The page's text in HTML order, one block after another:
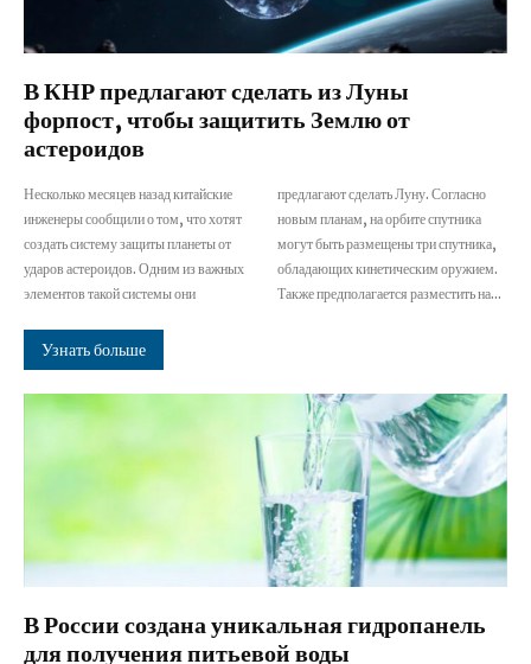
В КНР предлагают сделать из Луны
форпост, чтобы защитить Землю от
астероидов
Несколько месяцев назад китайские
инженеры сообщили о том, что хотят
создать систему защиты планеты от
ударов астероидов. Одним из важных
элементов такой системы они
предлагают сделать Луну. Согласно
новым планам, на орбите спутника
могут быть размещены три спутника,
обладающих кинетическим оружием.
Также предполагается разместить на...
Узнать больше
В России создана уникальная гидропанель
для получения питьевой воды